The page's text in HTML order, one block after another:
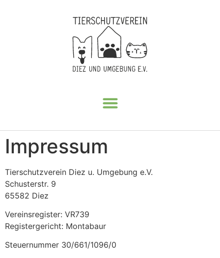
Impressum
Tierschutzverein Diez u. Umgebung e.V.
Schusterstr. 9
65582 Diez
Vereinsregister: VR739
Registergericht: Montabaur
Steuernummer 30/661/1096/0